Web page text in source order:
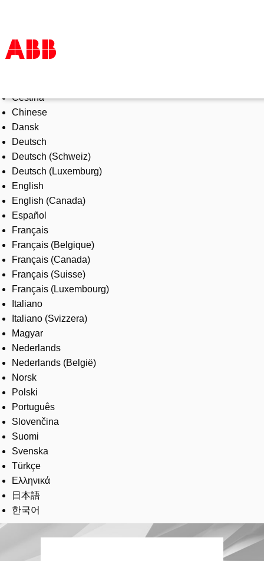
Products & Solutions
Industries
Services
About us
Where to buy
Contact us
Careers
Čeština
Chinese
Dansk
Deutsch
Deutsch (Schweiz)
Deutsch (Luxemburg)
English
English (Canada)
Español
Français
Français (Belgique)
Français (Canada)
Français (Suisse)
Français (Luxembourg)
Italiano
Italiano (Svizzera)
Magyar
Nederlands
Nederlands (België)
Norsk
Polski
Português
Slovenčina
Suomi
Svenska
Türkçe
Ελληνικά
日本語
한국어